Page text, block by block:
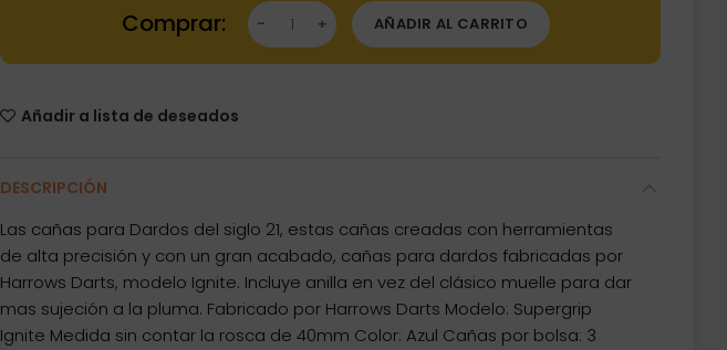
Dartstore Cañas Harrows Supergrip Ignite Azul Midi 40mm cantidad
AÑADIR AL CARRITO
Añadir a lista de deseados
DESCRIPCIÓN
Las cañas para Dardos del siglo 21, estas cañas creadas con herramientas
de alta precisión y con un gran acabado, cañas para dardos fabricadas por
Harrows Darts, modelo Ignite. Incluye anilla en vez del clásico muelle para dar
mas sujeción a la pluma. Fabricado por Harrows Darts Modelo: Supergrip
Ignite Medida sin contar la rosca de 40mm Color: Azul Cañas por bolsa: 3